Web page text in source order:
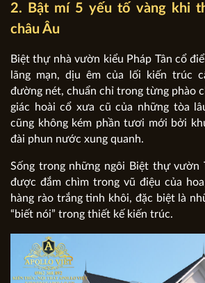
2. Bật mí 5 yếu tố vàng khi
châu Âu
Biệt thự nhà vườn kiểu Pháp Tân cổ
lãng mạn, dịu êm của lối kiến trúc
đường nét, chuẩn chỉ trong từng phào
giác hoài cổ xưa cũ của những tòa
cũng không kém phần tươi mới bởi
đài phun nước xung quanh.
Sống trong những ngôi Biệt thự vườn
được đắm chìm trong vũ điệu của
hàng rào trắng tinh khôi, đặc biệt là
“biết nói” trong thiết kế kiến trúc.